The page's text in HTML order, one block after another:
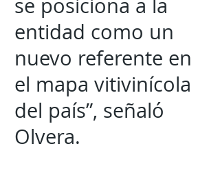
se posiciona a la
entidad como un
nuevo referente en
el mapa vitivinícola
del país”, señaló
Olvera.